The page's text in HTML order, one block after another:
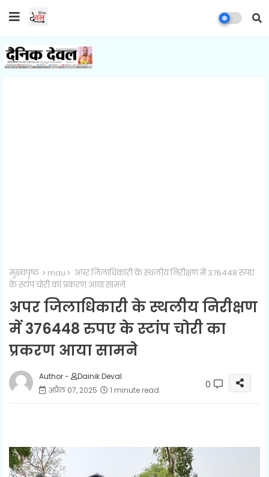
मुख्यपृष्ठ mau
अपर जिलाधिकारी के स्थलीय निरीक्षण में 376448 रुपए
के स्टांप चोरी का प्रकरण आया सामने
अपर जिलाधिकारी के स्थलीय निरीक्षण
में 376448 रुपए के स्टांप चोरी का
प्रकरण आया सामने
Author -
Dainik Deval
अप्रैल 07, 2025
1 minute read 0